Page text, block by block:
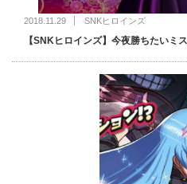
2018.11.29 SNKヒロインズ
【SNKヒロインズ】今夜勝ちたいミ